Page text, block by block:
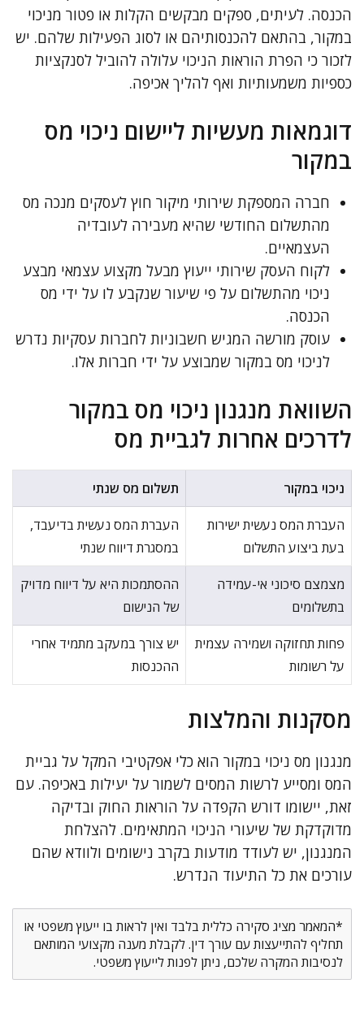
הכנסה. לעיתים, ספקים מבקשים הקלות או פטור מניכוי
במקור, בהתאם להכנסותיהם או לסוג הפעילות שלהם. יש
לזכור כי הפרת הוראות הניכוי עלולה להוביל לסנקציות
כספיות משמעותיות ואף להליך אכיפה.
דוגמאות מעשיות ליישום ניכוי מס
במקור
חברה המספקת שירותי מיקור חוץ לעסקים מנכה מס
מהתשלום החודשי שהיא מעבירה לעובדיה
העצמאיים.
לקוח העסק שירותי ייעוץ מבעל מקצוע עצמאי מבצע
ניכוי מהתשלום על פי שיעור שנקבע לו על ידי מס
הכנסה.
עוסק מורשה המגיש חשבוניות לחברות עסקיות נדרש
לניכוי מס במקור שמבוצע על ידי חברות אלו.
השוואת מנגנון ניכוי מס במקור
לדרכים אחרות לגביית מס
ניכוי במקור תשלום מס שנתי
העברת המס נעשית ישירות
בעת ביצוע התשלום
העברת המס נעשית בדיעבד,
במסגרת דיווח שנתי
מצמצם סיכוני אי-עמידה
בתשלומים
ההסתמכות היא על דיווח מדויק
של הנישום
פחות תחזוקה ושמירה עצמית
על רשומות
יש צורך במעקב מתמיד אחרי
ההכנסות
מסקנות והמלצות
מנגנון מס ניכוי במקור הוא כלי אפקטיבי המקל על גביית
המס ומסייע לרשות המסים לשמור על יעילות באכיפה. עם
זאת, יישומו דורש הקפדה על הוראות החוק ובדיקה
מדוקדקת של שיעורי הניכוי המתאימים. להצלחת
המנגנון, יש לעודד מודעות בקרב נישומים ולוודא שהם
עורכים את כל התיעוד הנדרש.
*המאמר מציג סקירה כללית בלבד ואין לראות בו ייעוץ משפטי או
תחליף להתייעצות עם עורך דין. לקבלת מענה מקצועי המותאם
לנסיבות המקרה שלכם, ניתן לפנות לייעוץ משפטי.